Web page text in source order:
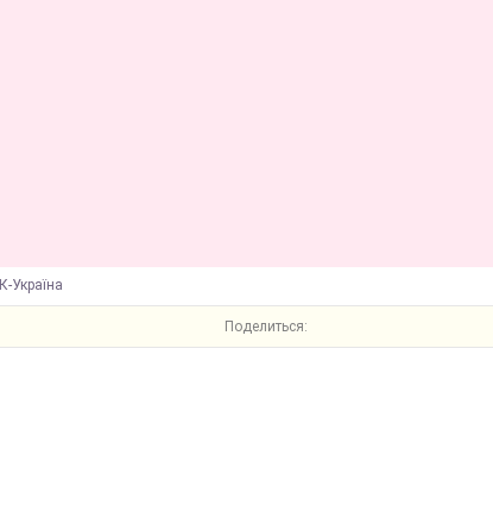
Україна
Поделиться: